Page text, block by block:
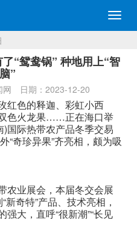
切
换
“鸳鸯锅” 种地用上“智
”
网 日期：2023-12-20
红色的释迦、彩虹小西
色火龙果……正在海口举
国际热带农产品冬季交易
“奇珍异果”齐亮相，颇为吸
农业展会，本届冬交会展
奇特”产品、技术亮相，
大，直呼“很新潮”“长见